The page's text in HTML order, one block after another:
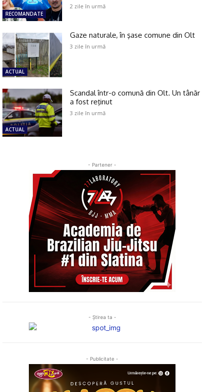
RECOMANDATE
2 zile în urmă
ACTUAL
Gaze naturale, în şase comune din Olt
3 zile în urmă
ACTUAL
Scandal într-o comună din Olt. Un tânăr
a fost reţinut
3 zile în urmă
- Partener -
- Ştirea ta -
- Publicitate -